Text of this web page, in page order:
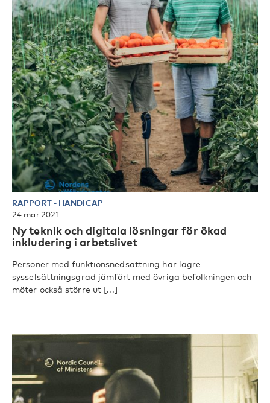
RAPPORT- HANDICAP
24 mar 2021
Ny teknik och digitala lösningar för ökad
inkludering i arbetslivet
Personer med funktionsnedsättning har lägre
sysselsättningsgrad jämfört med övriga befolkningen och
möter också större ut [...]